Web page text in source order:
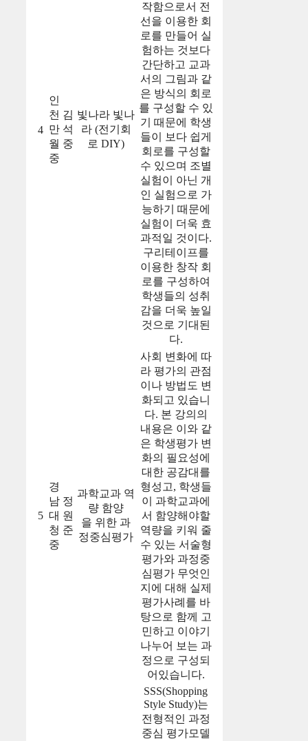
4
인
천
만
월
중
김
석
중
빛나라 빛나
라 (전기회
로 DIY)
작함으로서 전
선을 이용한 회
로를 만들어 실
험하는 것보다
간단하고 교과
서의 그림과 같
은 방식의 회로
를 구성할 수 있
기 때문에 학생
들이 보다 쉽게
회로를 구성할
수 있으며 조별
실험이 아닌 개
인 실험으로 가
능하기 때문에
실험이 더욱 효
과적일 것이다.
구리테이프를
이용한 창작 회
로를 구성하여
학생들의 성취
감을 더욱 높일
것으로 기대된
다.
5
경
남
대
청
중
정
원
준
과학교과 역
량 함양
을 위한 과
정중심평가
사회 변화에 따
라 평가의 관점
이나 방법도 변
화되고 있습니
다. 본 강의의
내용은 이와 같
은 학생평가 변
화의 필요성에
대한 공감대를
형성고, 학생들
이 과학교과에
서 함양해야할
역량을 키워 줄
수 있는 서술형
평가와 과정중
심평가 무엇인
지에 대해 실제
평가사례를 바
탕으로 함께 고
민하고 이야기
나누어 보는 과
정으로 구성되
어있습니다.
SSS(Shopping
Style Study)는
전형적인 과정
중심 평가모델